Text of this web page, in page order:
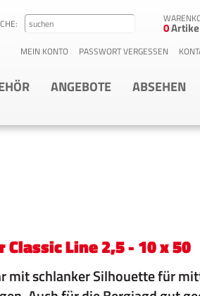
0
MEIN KONTO PASSWORT VERGESSEN
ANGEBOTE ABSEHEN
Line 2,5 - 10 x 50
mit schlanker Silhouette für